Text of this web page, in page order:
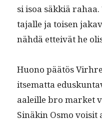
si isoa säkkiä
ta­jalle ja toisen
nähdä etteivät he
Huono päätös
it­se­mat­ta
aaleille bro mar­ket
Sinäkin Osmo voisit